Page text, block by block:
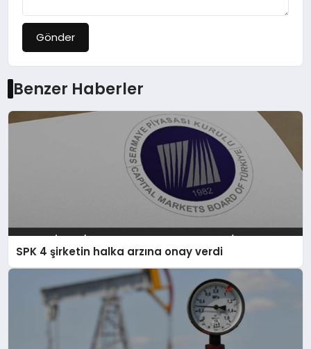
Gönder
Benzer Haberler
SPK 4 şirketin halka arzına onay verdi